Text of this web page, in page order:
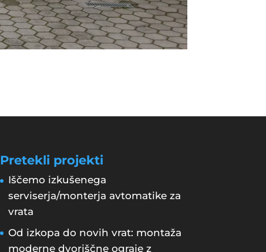
Pretekli projekti
Iščemo izkušenega
serviserja/monterja avtomatike za
vrata
Od izkopa do novih vrat: montaža
moderne dvoriščne ograje z